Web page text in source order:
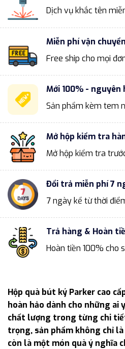
Dịch vụ khắc tên
Miễn phí vận chuyển
Free ship cho mọi
Mới 100% - nguyên
Sản phẩm kèm tem
Mở hộp kiểm tra
Mở hộp kiểm tra
Đổi trả miễn phí 7
7 ngày kể từ thời
Trả hàng & Hoàn
Hoàn tiền 100% cho
Hộp quà bút ký Parker cao
hoàn hảo dành cho những ai
chất lượng trong từng chi
trọng, sản phẩm không chỉ
còn là một món quà ý nghĩa